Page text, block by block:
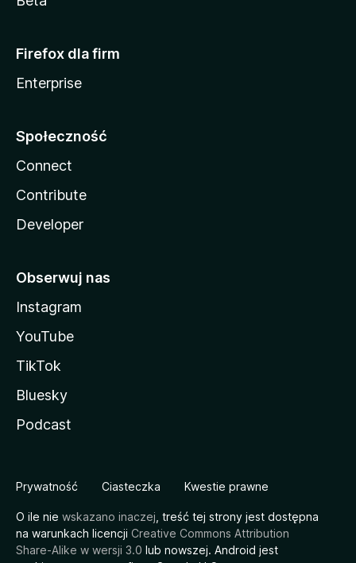
Firefox dla firm
Enterprise
Społeczność
Connect
Contribute
Developer
Obserwuj nas
Instagram
YouTube
TikTok
Bluesky
Podcast
Prywatność Ciasteczka Kwestie prawne
O ile nie wskazano inaczej , treść tej strony jest dostępna
na warunkach licencji Creative Commons Attribution
Share-Alike w wersji 3.0 lub nowszej. Android jest